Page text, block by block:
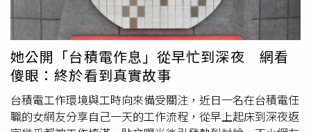
的標誌。對此，哈林開玩笑說，一聽到「Bling」這個名
字，可能會讓同學產生不少聯想；李祖寧則認為，至少老師
一定會牢牢記住女兒。馬大元（左起）、Bling、李祖寧、
庾澄慶、賴俊龍、洪素卿、劉中薇同上節目。（圖／公視提
供）此外，節目也探討母乳哺育議題，當
長大的孩子，能降低未來肥胖機率」時，李祖寧毫不猶豫選
擇正確答案「○」，並透露女兒一路喝母乳到3歲半，讓現
她公開「台積電作息」從早忙到深夜 網看
傻眼：終於看到真實故事
台積電工作環境與工時向來備受關注，近日一名在台積電任
職的女網友分享自己一天的工作流程，從早上起床到深夜返